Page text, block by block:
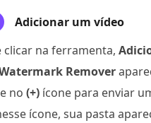
Adicionar um vídeo
clicar na ferramenta,
Remover
no (+) ícone para enviar
ícone, sua pasta